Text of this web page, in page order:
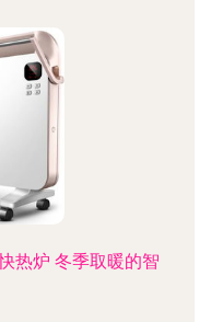
热炉 冬季取暖的智